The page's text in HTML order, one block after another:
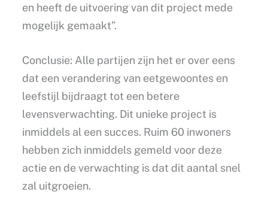
en heeft de uitvoering van dit project mede
mogelijk gemaakt”.
Conclusie: Alle partijen zijn het er over eens
dat een verandering van eetgewoontes en
leefstijl bijdraagt tot een betere
levensverwachting. Dit unieke project is
inmiddels al een succes. Ruim 60 inwoners
hebben zich inmiddels gemeld voor deze
actie en de verwachting is dat dit aantal snel
zal uitgroeien.